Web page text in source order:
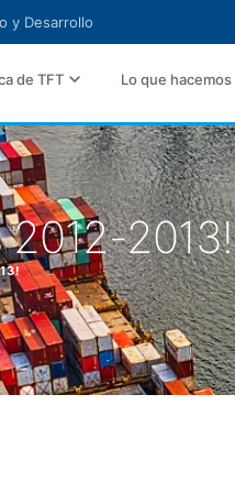
y Desarrollo
de TFT Lo que hacemos
2013!